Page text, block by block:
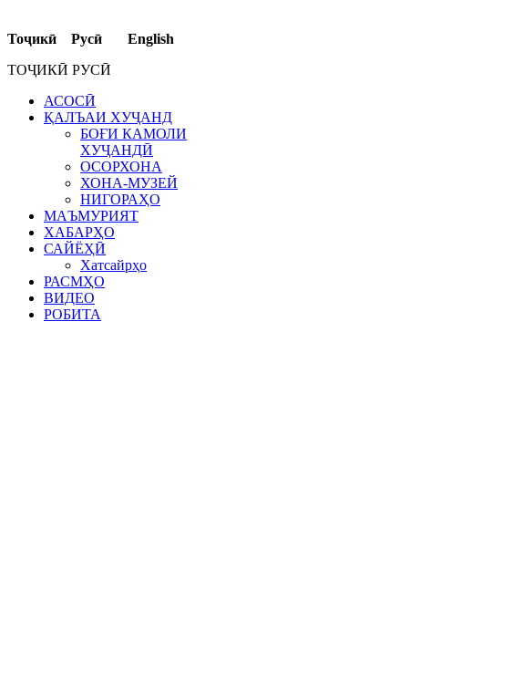
Тоҷикӣ Русӣ English
ТОҶИКӢ РУСӢ
АСОСӢ
ҚАЛЪАИ ХУҶАНД
БОҒИ КАМОЛИ
ХУҶАНДӢ
ОСОРХОНА
ХОНА-МУЗЕЙ
НИГОРАҲО
МАЪМУРИЯТ
ХАБАРҲО
САЙЁҲӢ
Хатсайрҳо
РАСМҲО
ВИДЕО
РОБИТА